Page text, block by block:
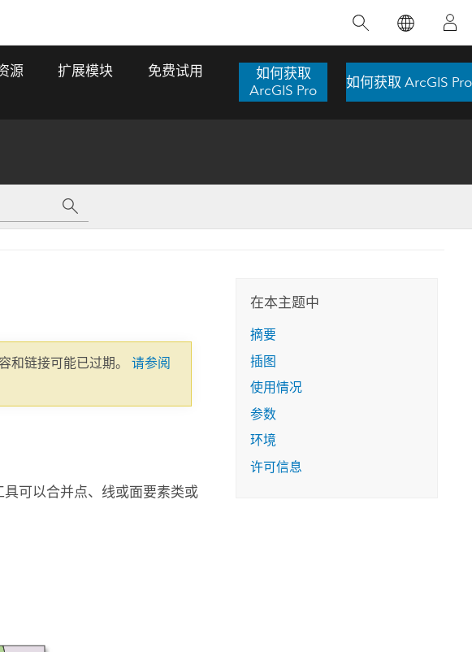
作伙伴产品和开发
互式地图，探索产品功能，或者直接开始免
探索 ArcGIS Pro
更新
动提供了有力支持。
数字孪生体
推荐书籍
源 扩展模块 免费试用
如何获取
ArcGIS Pro
如何获取 ArcGIS Pro
和链接可能已过期。请参阅
可以合并点、线或面要素类或
在本主题中
摘要
插图
使用情况
参数
环境
许可信息